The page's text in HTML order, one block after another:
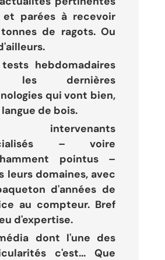
et parées à recevoir
de ragots. Ou
hebdomadaires
les dernières
qui vont bien,
langue de bois.
intervenants
– voire
pointus –
leurs domaines, avec
d'années de
au compteur. Bref
d'expertise.
dont l'une des
c'est... Que